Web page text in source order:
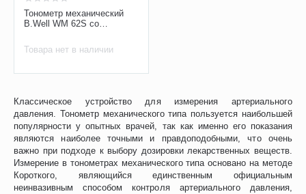
Классическое устройство для измерения артериального
давления. Тонометр механического типа пользуется наибольшей
популярности у опытных врачей, так как именно его показания
являются наиболее точными и правдоподобными, что очень
важно при подходе к выбору дозировки лекарственных веществ.
Измерение в тонометрах механического типа основано на методе
Короткого, являющийся единственным официальным
неинвазивным способом контроля артериального давления,
Тонометр механический
B.Well WM 62S со
Товара нет в наличии